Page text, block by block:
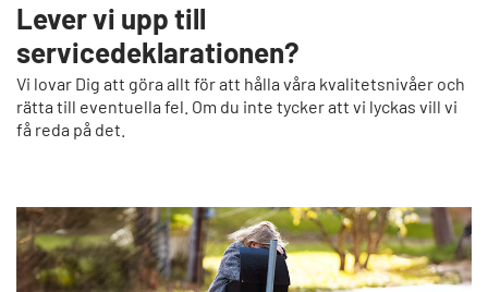
Lever vi upp till
servicedeklarationen?
Vi lovar Dig att göra allt för att hålla våra kvalitetsnivåer och
rätta till eventuella fel. Om du inte tycker att vi lyckas vill vi
få reda på det.